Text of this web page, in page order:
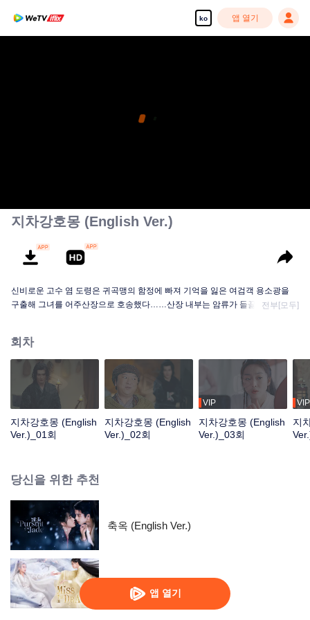
ko 앱 열기
앱 열기
지차강호몽 (English Ver.)
신비로운 고수 염 도령은 귀곡맹의 함정에 빠져 기억을 잃은 여검객 용소광을
구출해 그녀를 어주산장으로 호송했다……산장 내부는 암류가 들끓고, 강호에
곡맹에 맞선다. 그러나 과거의 일과 현재의 미스터리도 두 사람이 밝혀내기를
기다리고 있다…
전부[모두]
회차
지차강호몽 (English
Ver.)_01회
지차강호몽 (English
Ver.)_02회
VIP
지차강호몽 (English
Ver.)_03회
VIP
지
당신을 위한 추천
축옥 (English Ver.)